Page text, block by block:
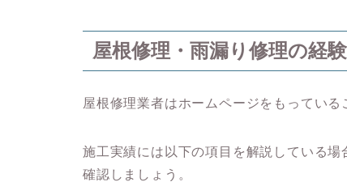
屋根修理・雨漏り修理の経
屋根修理業者はホームページをもってい
施工実績には以下の項目を解説している
確認しましょう。